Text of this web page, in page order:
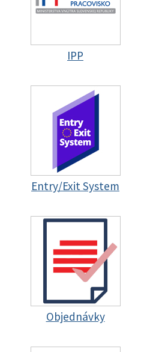
IPP
Entry/Exit System
Objednávky